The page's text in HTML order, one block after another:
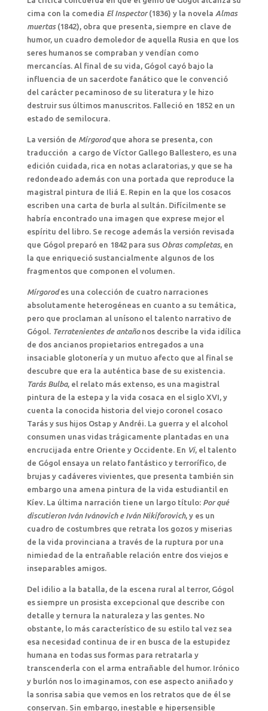
cima con la comedia El Inspector(1836) y la novela Almas
muertas(1842), obra que presenta, siempre en clave de
humor, un cuadro demoledor de aquella Rusia en que los
seres humanos se compraban y vendían como
mercancías. Al final de su vida, Gógol cayó bajo la
influencia de un sacerdote fanático que le convenció
del carácter pecaminoso de su literatura y le hizo
destruir sus últimos manuscritos. Falleció en 1852 en un
estado de semilocura.
La versión de Mírgorodque ahora se presenta, con
traducción a cargo de Víctor Gallego Ballestero, es una
edición cuidada, rica en notas aclaratorias, y que se ha
redondeado además con una portada que reproduce la
magistral pintura de Iliá E. Repin en la que los cosacos
escriben una carta de burla al sultán. Difícilmente se
habría encontrado una imagen que exprese mejor el
espíritu del libro. Se recoge además la versión revisada
que Gógol preparó en 1842 para sus Obras completas, en
la que enriqueció sustancialmente algunos de los
fragmentos que componen el volumen.
Mírgorodes una colección de cuatro narraciones
absolutamente heterogéneas en cuanto a su temática,
pero que proclaman al unísono el talento narrativo de
Gógol. Terratenientes de antañonos describe la vida idílica
de dos ancianos propietarios entregados a una
insaciable glotonería y un mutuo afecto que al final se
descubre que era la auténtica base de su existencia.
Tarás Bulba, el relato más extenso, es una magistral
pintura de la estepa y la vida cosaca en el siglo XVI, y
cuenta la conocida historia del viejo coronel cosaco
Tarás y sus hijos Ostap y Andréi. La guerra y el alcohol
consumen unas vidas trágicamente plantadas en una
encrucijada entre Oriente y Occidente. En Vi, el talento
de Gógol ensaya un relato fantástico y terrorífico, de
brujas y cadáveres vivientes, que presenta también sin
embargo una amena pintura de la vida estudiantil en
Kíev. La última narración tiene un largo título: Por qué
discutieron Iván Ivánovich e Iván Nikíforovich, y es un
cuadro de costumbres que retrata los gozos y miserias
de la vida provinciana a través de la ruptura por una
nimiedad de la entrañable relación entre dos viejos e
inseparables amigos.
Del idilio a la batalla, de la escena rural al terror, Gógol
es siempre un prosista excepcional que describe con
detalle y ternura la naturaleza y las gentes. No
obstante, lo más característico de su estilo tal vez sea
esa necesidad continua de ir en busca de la estupidez
humana en todas sus formas para retratarla y
transcenderla con el arma entrañable del humor. Irónico
y burlón nos lo imaginamos, con ese aspecto aniñado y
la sonrisa sabia que vemos en los retratos que de él se
conservan. Sin embargo, inestable e hipersensible